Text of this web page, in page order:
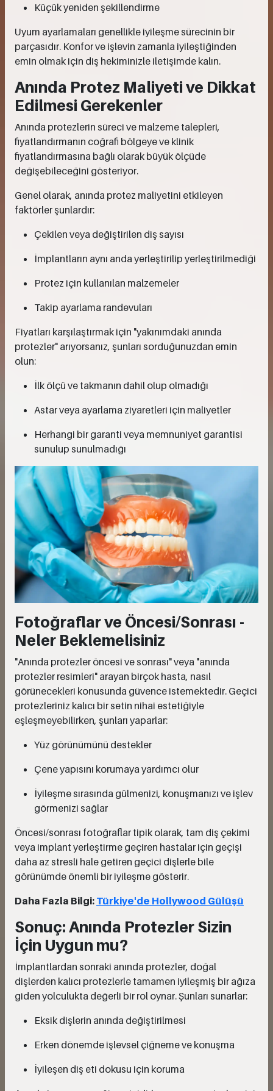
Küçük yeniden şekillendirme
Uyum ayarlamaları genellikle iyileşme sürecinin bir
parçasıdır. Konfor ve işlevin zamanla iyileştiğinden
emin olmak için diş hekiminizle iletişimde kalın.
Anında Protez Maliyeti ve Dikkat
Edilmesi Gerekenler
Anında protezlerin süreci ve malzeme talepleri,
fiyatlandırmanın coğrafi bölgeye ve klinik
fiyatlandırmasına bağlı olarak büyük ölçüde
değişebileceğini gösteriyor.
Genel olarak, anında protez maliyetini etkileyen
faktörler şunlardır:
Çekilen veya değiştirilen diş sayısı
İmplantların aynı anda yerleştirilip yerleştirilmediği
Protez için kullanılan malzemeler
Takip ayarlama randevuları
Fiyatları karşılaştırmak için "yakınımdaki anında
protezler" arıyorsanız, şunları sorduğunuzdan emin
olun:
İlk ölçü ve takmanın dahil olup olmadığı
Astar veya ayarlama ziyaretleri için maliyetler
Herhangi bir garanti veya memnuniyet garantisi
sunulup sunulmadığı
Fotoğraflar ve Öncesi/Sonrası -
Neler Beklemelisiniz
"Anında protezler öncesi ve sonrası" veya "anında
protezler resimleri" arayan birçok hasta, nasıl
görünecekleri konusunda güvence istemektedir. Geçici
protezleriniz kalıcı bir setin nihai estetiğiyle
eşleşmeyebilirken, şunları yaparlar:
Yüz görünümünü destekler
Çene yapısını korumaya yardımcı olur
İyileşme sırasında gülmenizi, konuşmanızı ve işlev
görmenizi sağlar
Öncesi/sonrası fotoğraflar tipik olarak, tam diş çekimi
veya implant yerleştirme geçiren hastalar için geçişi
daha az stresli hale getiren geçici dişlerle bile
görünümde önemli bir iyileşme gösterir.
Daha Fazla Bilgi: Türkiye'de Hollywood Gülüşü
Sonuç: Anında Protezler Sizin
İçin Uygun mu?
İmplantlardan sonraki anında protezler, doğal
dişlerden kalıcı protezlerle tamamen iyileşmiş bir ağıza
giden yolculukta değerli bir rol oynar. Şunları sunarlar:
Eksik dişlerin anında değiştirilmesi
Erken dönemde işlevsel çiğneme ve konuşma
İyileşen diş eti dokusu için koruma